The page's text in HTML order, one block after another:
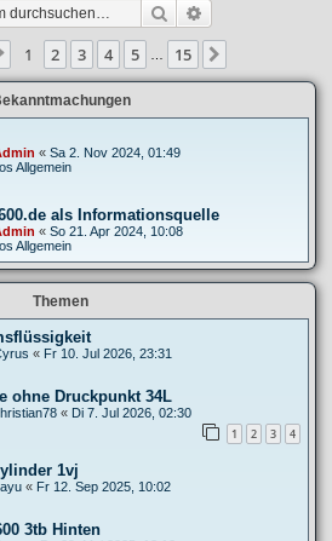
Suche
Seite 1von 15
1 2 3 4 5 15
« Sa 2. Nov 2024, 01:49
Allgemein
als Informationsquelle
« So 21. Apr 2024, 10:08
Allgemein
Themen
« Fr 10. Jul 2026, 23:31
ohne Druckpunkt 34L
« Di 7. Jul 2026, 02:30
1 2 3 4
1vj
« Fr 12. Sep 2025, 10:02
3tb Hinten